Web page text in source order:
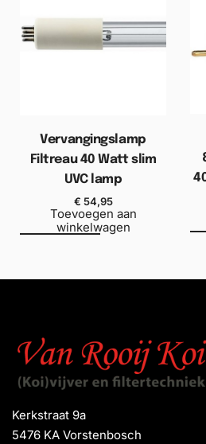
Vervangingslamp
Filtreau 40 Watt slim
UVC lamp
€ 54,95
Toevoegen aan
winkelwagen
Kerkstraat 9a
5476 KA Vorstenbosch